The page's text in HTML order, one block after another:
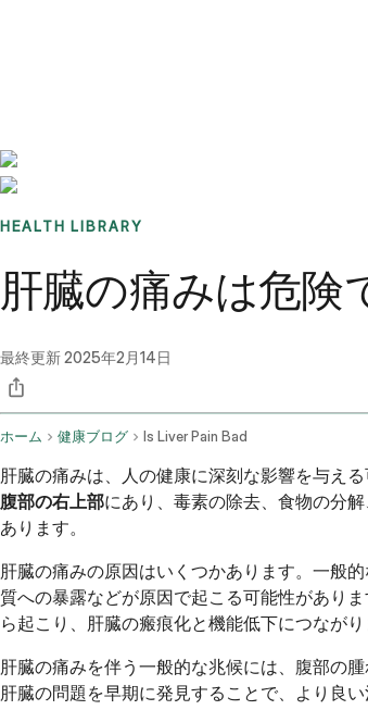
HEALTH LIBRARY
肝臓の痛みは危険
最終更新2025年2月14日
ホーム 健康ブログ Is Liver Pain Bad
肝臓の痛みは、人の健康に深刻な影響を与え
腹部の右上部にあり、毒素の除去、食物の分
あります。
肝臓の痛みの原因はいくつかあります。一般
質への暴露などが原因で起こる可能性があり
ら起こり、肝臓の瘢痕化と機能低下につながり
肝臓の痛みを伴う一般的な兆候には、腹部の
肝臓の問題を早期に発見することで、より良